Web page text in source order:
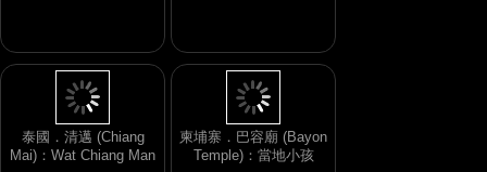
泰國．清邁 (Chiang
Mai)：Wat Chiang Man
柬埔寨．巴容廟 (Bayon
Temple)：當地小孩